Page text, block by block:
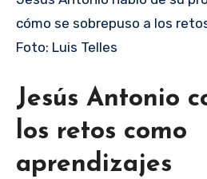
cómo se sobrepuso a los
Foto: Luis Telles
Jesús Antonio
los retos como
aprendizajes